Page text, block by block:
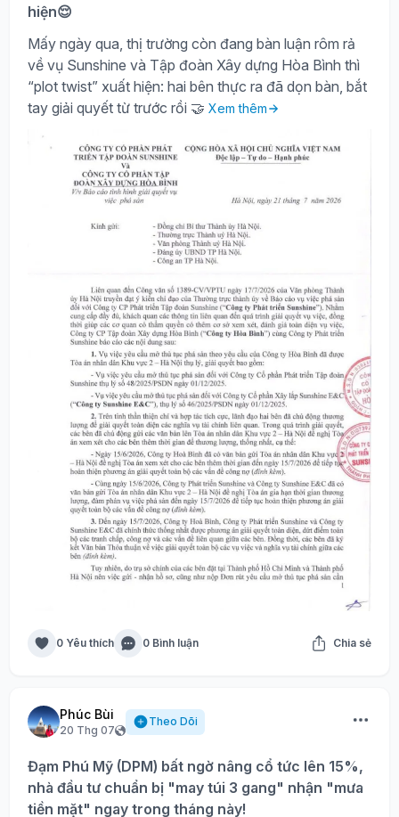
hiện😌
Mấy ngày qua, thị trường còn đang bàn luận rôm rả
về vụ Sunshine và Tập đoàn Xây dựng Hòa Bình thì
“plot twist” xuất hiện: hai bên thực ra đã dọn bàn, bắt
tay giải quyết từ trước rồi 🤝 Xem thêm
0 Yêu thích 0 Bình luận Chia sẻ
Phúc Bùi
20 Thg 07
Theo Dõi
Đạm Phú Mỹ (DPM) bất ngờ nâng cổ tức lên 15%,
nhà đầu tư chuẩn bị "may túi 3 gang" nhận "mưa
tiền mặt" ngay trong tháng này!